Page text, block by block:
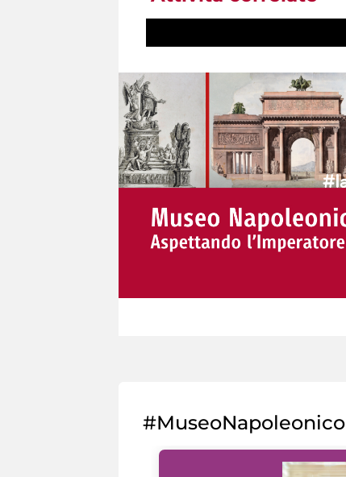
#MuseoNapoleonico